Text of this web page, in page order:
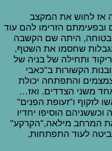
אז לחוש את המקצב
הזרימו להם עוד
בטוחה, היתה שם הקשבה
שחסמו את השטף,
ותחילה של בניה של
הקשורות ב"כאבי
והתפתחה יכולת
משני הצדדים. ואז…
לזקוף ו"זעופת הפנים"
הוסיפו יחדיו
המרחב מילאה,"הקרקע"
לעוד התפתחות,